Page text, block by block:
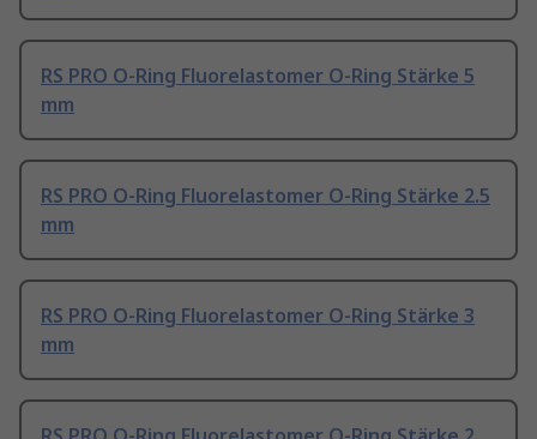
RS PRO O-Ring Fluorelastomer O-Ring Stärke 5
mm
RS PRO O-Ring Fluorelastomer O-Ring Stärke 2.5
mm
RS PRO O-Ring Fluorelastomer O-Ring Stärke 3
mm